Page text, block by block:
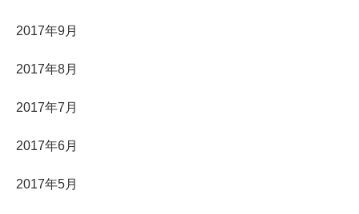
2017年9月
2017年8月
2017年7月
2017年6月
2017年5月